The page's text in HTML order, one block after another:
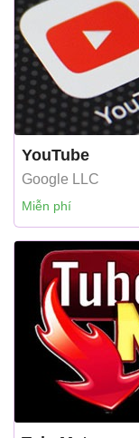
YouTube
Google LLC
Miễn phí